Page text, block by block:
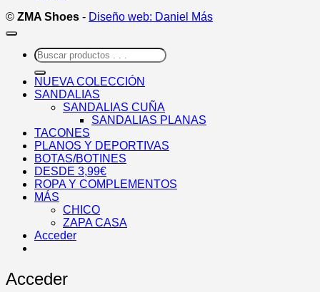
© ZMA Shoes - Diseño web: Daniel Más
Buscar
por:
NUEVA COLECCIÓN
SANDALIAS
SANDALIAS CUÑA
SANDALIAS PLANAS
TACONES
PLANOS Y DEPORTIVAS
BOTAS/BOTINES
DESDE 3,99€
ROPA Y COMPLEMENTOS
MÁS
CHICO
ZAPA CASA
Acceder
Acceder